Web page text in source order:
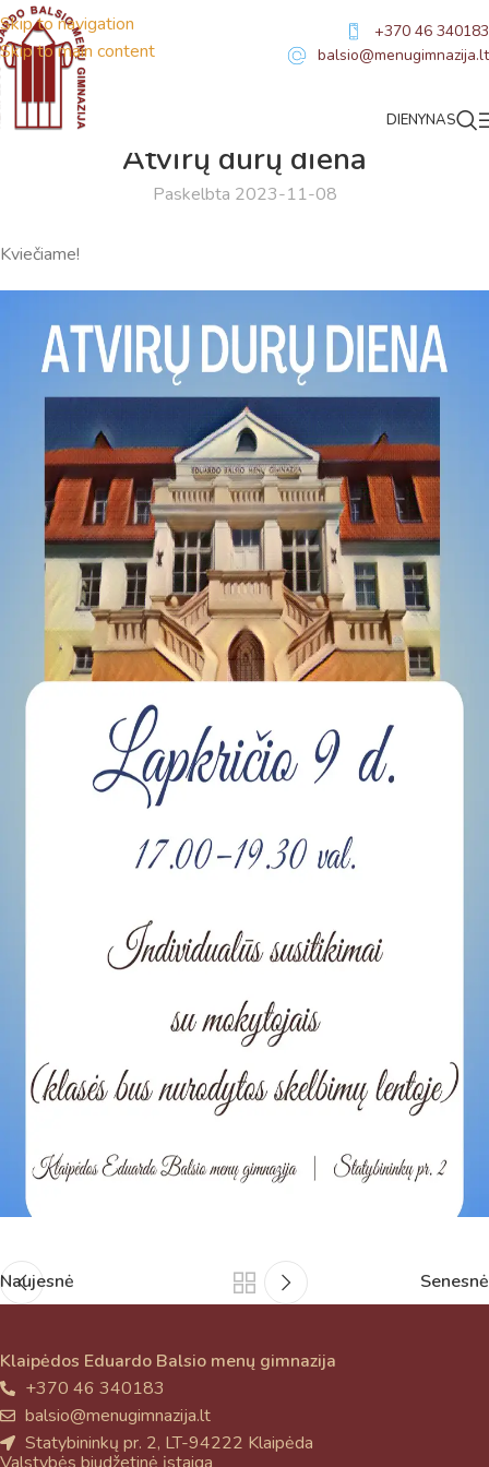
Skip to navigation
Skip to main content
+370 46 340183
balsio@menugimnazija.lt
DIENYNAS
Atvirų durų diena
Paskelbta 2023-11-08
Kviečiame!
Naujesnė Senesnė
Klaipėdos Eduardo Balsio menų gimnazija
+370 46 340183
balsio@menugimnazija.lt
Statybininkų pr. 2, LT-94222 Klaipėda
Valstybės biudžetinė įstaiga
E. Balsio gimnazijos DI
Sveiki! Taip, aš esu virtualus. Tačiau dirbtinis intelektas
suteikia man galimybę ne tik analizuoti Jūsų klausimą, bet
dar tobulai atsimenu visą šioje svetainėje pateiktą
informaciją. Jei visgi man pritrūks išmanumo - pateiksiu
Jums reikiamus kontaktus, kur galėsite pasiklausti
atsakingo specialisto.
Taigi... kuo galėčiau Jums padėti?